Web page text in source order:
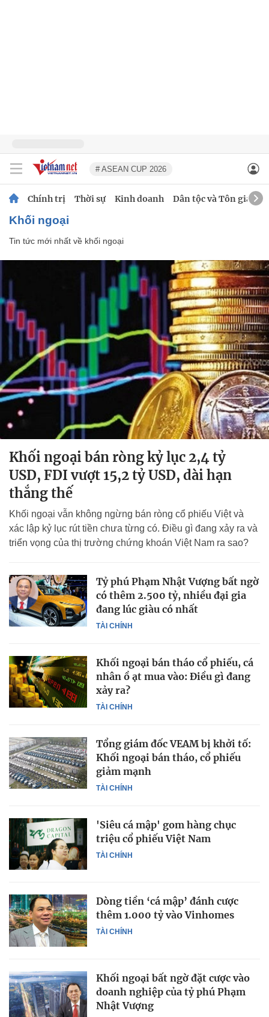
# ASEAN CUP 2026
Chính trị Thời sự Kinh doanh Dân tộc và Tôn giáo
khối ngoại
Tin tức mới nhất về khối ngoại
Khối ngoại bán ròng kỷ lục 2,4 tỷ
USD, FDI vượt 15,2 tỷ USD, dài hạn
thắng thế
Khối ngoại vẫn không ngừng bán ròng cổ phiếu Việt và
xác lập kỷ lục rút tiền chưa từng có. Điều gì đang xảy ra và
triển vọng của thị trường chứng khoán Việt Nam ra sao?
TÀI CHÍNH
Tỷ phú Phạm Nhật Vượng bất ngờ
có thêm 2.500 tỷ, nhiều đại gia
đang lúc giàu có nhất
TÀI CHÍNH
Khối ngoại bán tháo cổ phiếu, cá
nhân ồ ạt mua vào: Điều gì đang
xảy ra?
TÀI CHÍNH
Tổng giám đốc VEAM bị khởi tố:
Khối ngoại bán tháo, cổ phiếu
giảm mạnh
TÀI CHÍNH
'Siêu cá mập' gom hàng chục
triệu cổ phiếu Việt Nam
TÀI CHÍNH
Dòng tiền ‘cá mập’ đánh cược
thêm 1.000 tỷ vào Vinhomes
Khối ngoại bất ngờ đặt cược vào
doanh nghiệp của tỷ phú Phạm
Nhật Vượng